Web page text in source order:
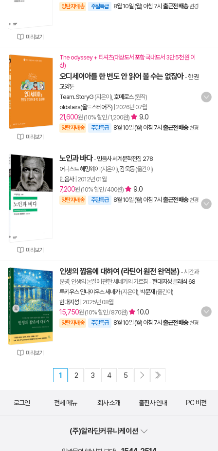
미리보기
양탄자배송 주말특급 8월 10일 (월) 아침 7시 출근전 배송 변경
미리보기
The odyssey + 티셔츠(대상도서 포함 국내도서 3만 5천 원 이
상)
오디세이아를 한 번도 안 읽어 볼 수는 없잖아-한 권
교양툰
Team. StoryG (지은이), 호메로스(원작)
oldstairs(올드스테어즈) 2026년 07월
21,600원 (10% 할인 / 1,200원) 9.0
양탄자배송 주말특급 8월 10일 (월) 아침 7시 출근전 배송 변경
미리보기
노인과 바다- 민음사 세계문학전집 278
어니스트 헤밍웨이 (지은이), 김욱동(옮긴이)
민음사| 2012년 01월
7,200원 (10% 할인 / 400원) 9.0
양탄자배송 주말특급 8월 10일 (월) 아침 7시 출근전 배송 변경
미리보기
인생의 짧음에 대하여 (라틴어 원전 완역본) - 시간과
운명, 인생의 본질에 관한 세네카의 가르침 -현대지성 클래식 68
루키우스 안나이우스 세네카(지은이), 박문재 (옮긴이)
현대지성 2025년 08월
15,750원 (10% 할인 / 870원) 10.0
양탄자배송 주말특급 8월 10일 (월) 아침 7시 출근전 배송 변경
1 2 3 4 5
로그인 전체 메뉴 회사 소개 출판사 안내 PC 버전
(주)알라딘커뮤니케이션